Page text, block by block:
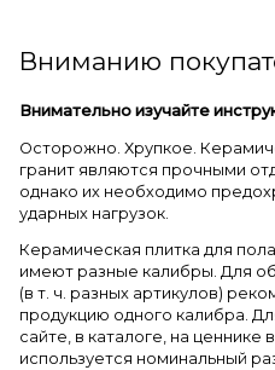
Вниманию
Внимательно изучайте
Осторожно. Хрупкое.
гранит являются прочными
однако их необходимо
ударных нагрузок.
Керамическая плитка для
имеют разные калибры. Для
(в т. ч. разных артикулов)
продукцию одного калибра.
сайте, в каталоге, на ценнике
используется номинальный